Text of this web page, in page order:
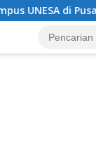
Riyono Caping: